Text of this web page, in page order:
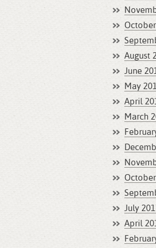
August
June
May
April
March
July
April